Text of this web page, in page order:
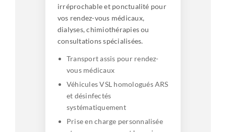
irréprochable et ponctualité pour
vos rendez-vous médicaux,
dialyses, chimiothérapies ou
consultations spécialisées.
Transport assis pour rendez-
vous médicaux
Véhicules VSL homologués ARS
et désinfectés
systématiquement
Prise en charge personnalisée